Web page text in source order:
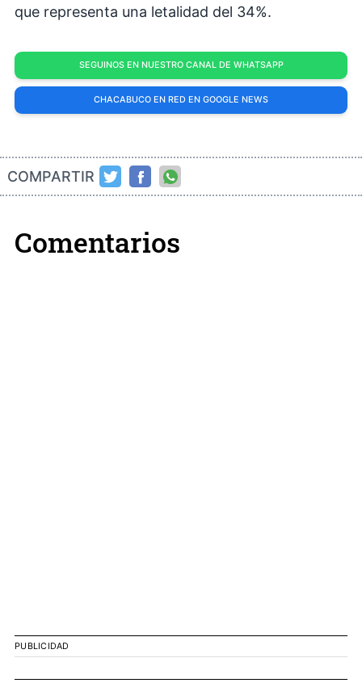
que representa una letalidad del 34%.
SEGUINOS EN NUESTRO CANAL DE WHATSAPP
CHACABUCO EN RED EN GOOGLE NEWS
COMPARTIR
Comentarios
PUBLICIDAD